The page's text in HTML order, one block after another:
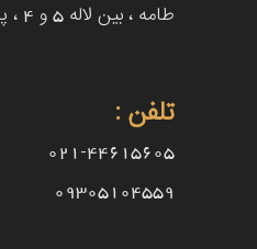
طامه ، بین لاله 5 و 4 ، پلاك 50 ، طبقه سوم
تلفن :
021-44615605
09305104559